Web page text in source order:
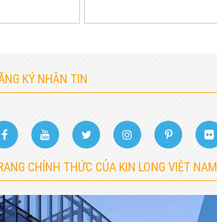
KÝ NHẬN TIN
CHÍNH THỨC CỦA KIN LONG VIỆT NAM